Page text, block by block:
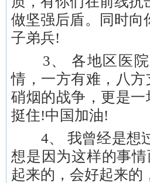
做坚强后盾。同时向
子弟兵!
3、 各地区医院
情，一方有难，八
硝烟的战争，更是
挺住!中国加油!
4、 我曾经是想过
想是因为这样的事
起来的，会好起来